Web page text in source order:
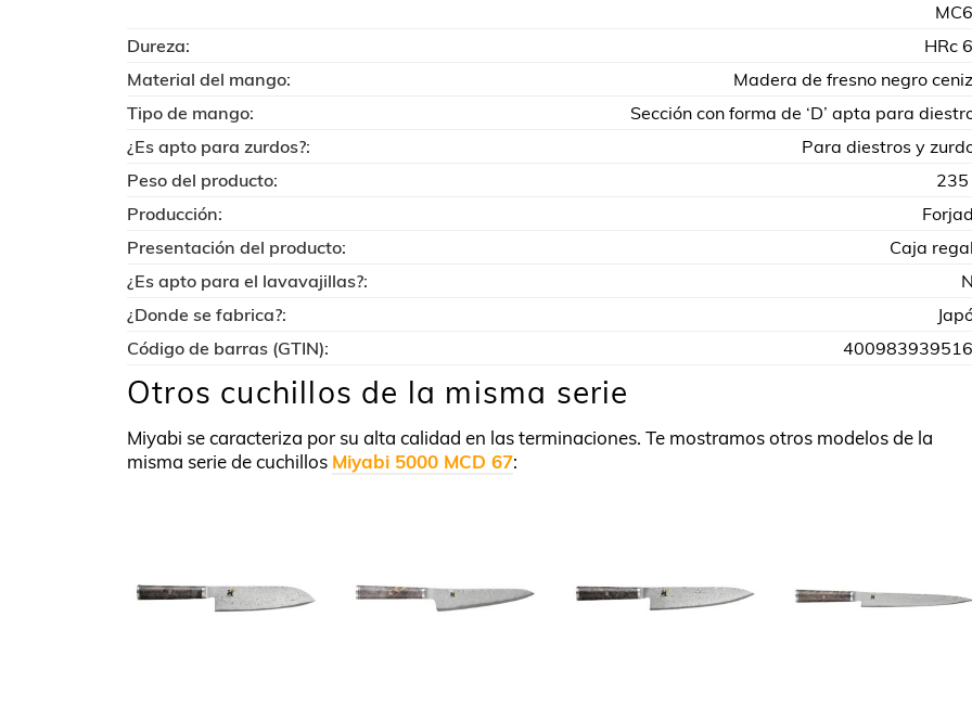
Dureza:
HRc
Material del mango:
Madera de fresno negro
Tipo de mango:
Sección con forma de ‘D’ apta para
¿Es apto para zurdos?:
Para diestros y
Peso del producto:
235
Producción:
Presentación del producto:
Caja
¿Es apto para el lavavajillas?:
¿Donde se fabrica?:
Código de barras (GTIN):
Otros cuchillos de la misma serie
Miyabi se caracteriza por su alta calidad en las terminaciones. Te mostramos otros modelos de la
misma serie de cuchillos Miyabi 5000 MCD 67: